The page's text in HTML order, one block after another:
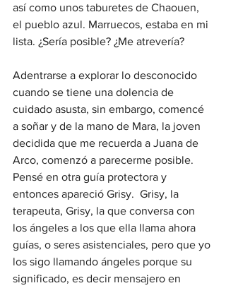
así como unos taburetes de Chaouen,
el pueblo azul. Marruecos, estaba en mi
lista. ¿Sería posible? ¿Me atrevería?
Adentrarse a explorar lo desconocido
cuando se tiene una dolencia de
cuidado asusta, sin embargo, comencé
a soñar y de la mano de Mara, la joven
decidida que me recuerda a Juana de
Arco, comenzó a parecerme posible.
Pensé en otra guía protectora y
entonces apareció Grisy.  Grisy, la
terapeuta, Grisy, la que conversa con
los ángeles a los que ella llama ahora
guías, o seres asistenciales, pero que yo
los sigo llamando ángeles porque su
significado, es decir mensajero en